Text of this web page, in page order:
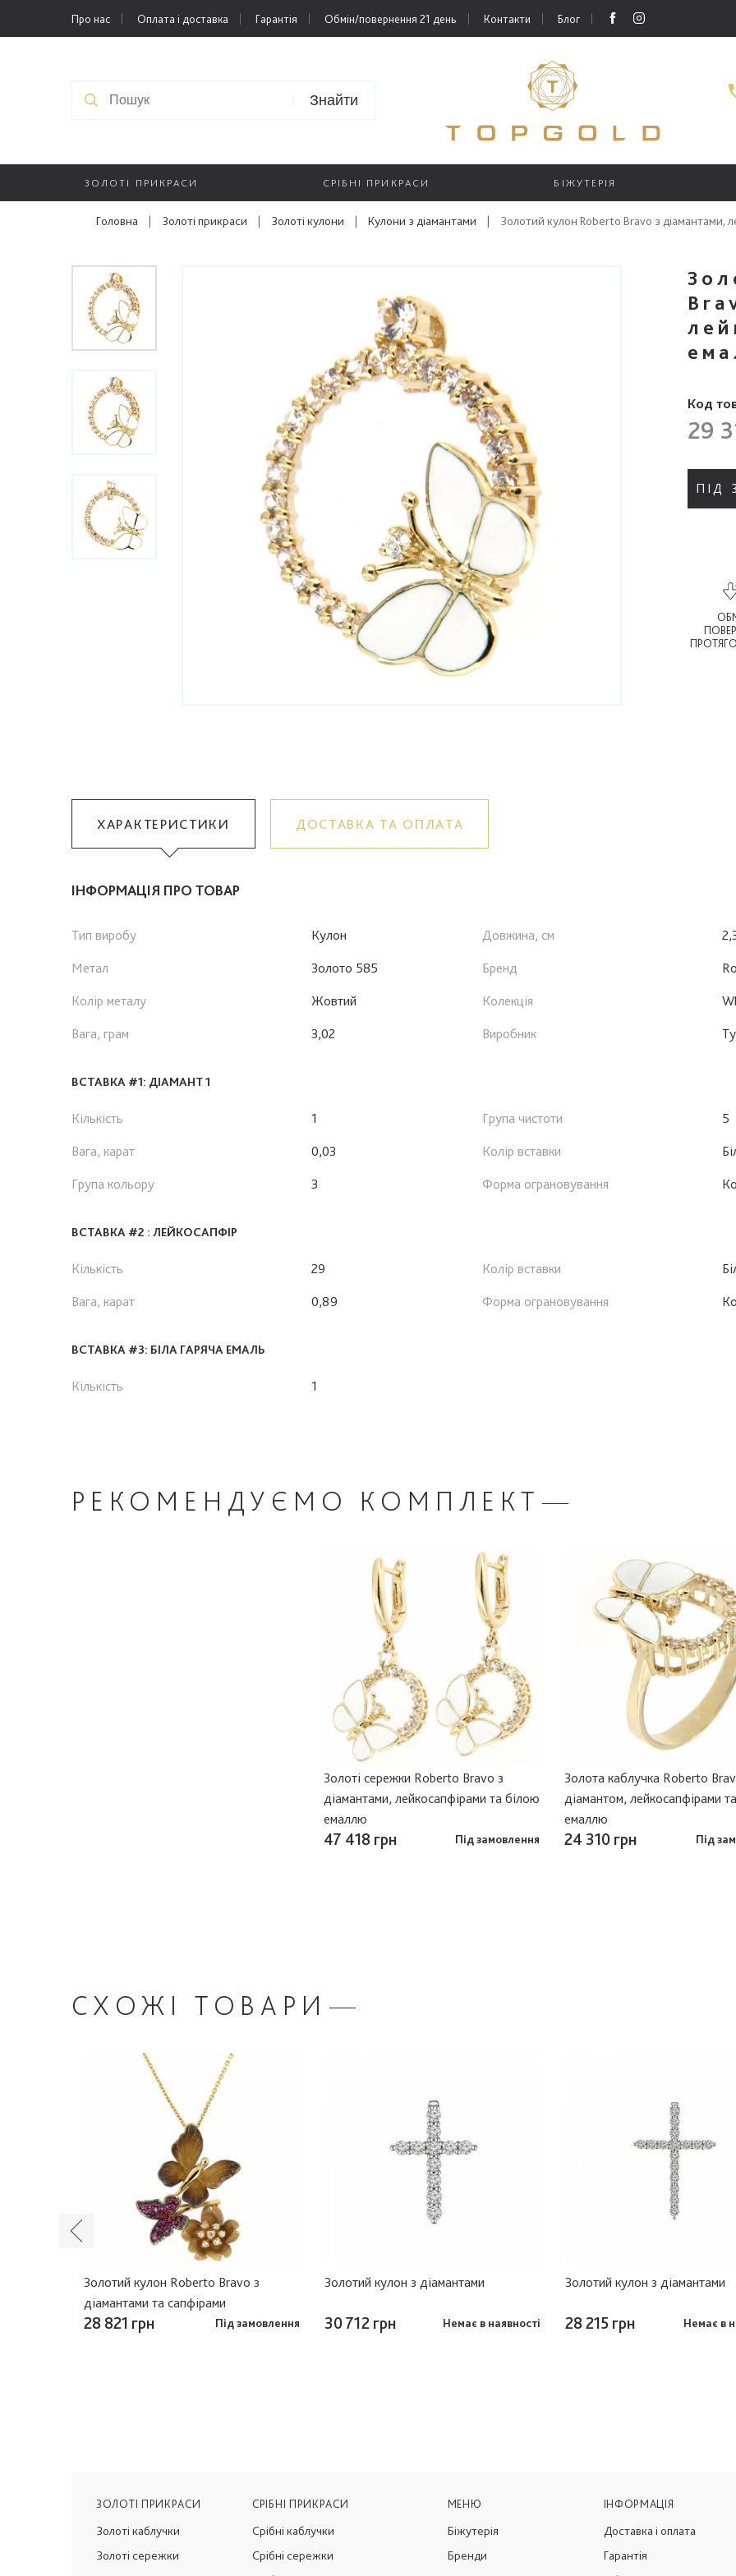
Про нас Оплата і доставка Гарантія Обмін/повернення 21 день Контакти Блог
Знайти
ЗОЛОТІ ПРИКРАСИ СРІБНІ ПРИКРАСИ БІЖУТЕРІЯ
Головна | Золоті прикраси | Золоті кулони | Кулони з діамантами | Золотий кулон Roberto Bravo з діамантами,
Код
29
ПІД
ХАРАКТЕРИСТИКИ ДОСТАВКА ТА ОПЛАТА
ІНФОРМАЦІЯ ПРО ТОВАР
Тип виробу
Кулон
Метал
Золото 585
Колір металу
Жовтий
Вага, грам
3,02
Довжина, см
Бренд
Колекція
Виробник
ВСТАВКА #1: ДІАМАНТ 1
Кількість
1
Вага, карат
0,03
Група кольору
3
Група чистоти
5
Колір вставки
Форма ограновування
ВСТАВКА #2 : ЛЕЙКОСАПФІР
Кількість
29
Вага, карат
0,89
Колір вставки
Форма ограновування
ВСТАВКА #3: БІЛА ГАРЯЧА ЕМАЛЬ
Кількість 1
РЕКОМЕНДУЄМО КОМПЛЕКТ
Золоті сережки Roberto Bravo з
діамантами, лейкосапфірами та білою
емаллю
47 418 грн Під замовлення
Золота каблучка Roberto
діамантом, лейкосапфірами
емаллю
24 310 грн Під
СХОЖІ ТОВАРИ
Золотий кулон Roberto Bravo з
діамантами та сапфірами
28 821 грн Під замовлення
Золотий кулон з діамантами
30 712 грн Немає в наявності
Золотий кулон з діамантами
28 215 грн Немає в
ЗОЛОТІ ПРИКРАСИ
Золоті каблучки
Золоті сережки
СРІБНІ ПРИКРАСИ
Срібні каблучки
Срібні сережки
МЕНЮ
Біжутерія
Бренди
ІНФОРМАЦІЯ
Доставка і оплата
Гарантія